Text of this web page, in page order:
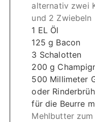
alternativ zwei
und 2 Zwiebeln
1 EL Öl
125 g Bacon
3 Schalotten
200 g
500 Millimeter
oder
für die Beurre
Mehlbutter